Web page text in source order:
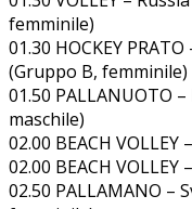
femminile)
01.30 HOCKEY
(Gruppo B, femminile)
01.50 PALLANUOTO
maschile)
02.00 BEACH
02.00 BEACH
02.50 PALLAMANO –